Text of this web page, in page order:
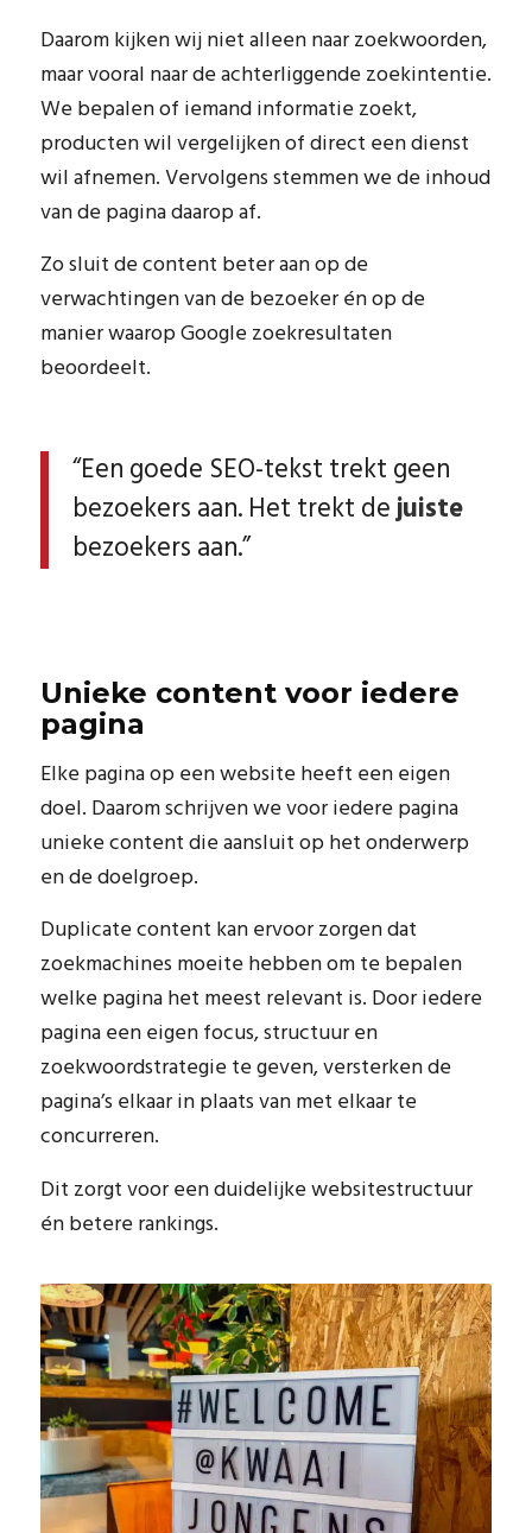
Daarom kijken wij niet alleen naar zoekwoorden,
maar vooral naar de achterliggende zoekintentie.
We bepalen of iemand informatie zoekt,
producten wil vergelijken of direct een dienst
wil afnemen. Vervolgens stemmen we de inhoud
van de pagina daarop af.
Zo sluit de content beter aan op de
verwachtingen van de bezoeker én op de
manier waarop Google zoekresultaten
beoordeelt.
“Een goede SEO-tekst trekt geen
bezoekers aan. Het trekt dejuiste
bezoekers aan.”
Unieke content voor iedere
pagina
Elke pagina op een website heeft een eigen
doel. Daarom schrijven we voor iedere pagina
unieke content die aansluit op het onderwerp
en de doelgroep.
Duplicate content kan ervoor zorgen dat
zoekmachines moeite hebben om te bepalen
welke pagina het meest relevant is. Door iedere
pagina een eigen focus, structuur en
zoekwoordstrategie te geven, versterken de
pagina’s elkaar in plaats van met elkaar te
concurreren.
Dit zorgt voor een duidelijke websitestructuur
én betere rankings.